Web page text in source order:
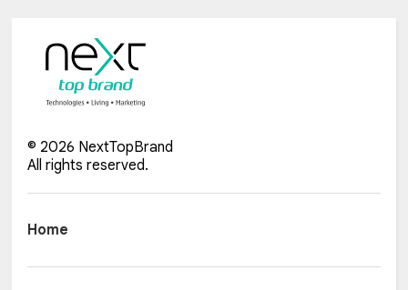
© 2026 NextTopBrand
All rights reserved.
Home